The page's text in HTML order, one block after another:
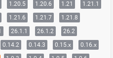
1.20.5 1.20.6 1.21
1.21.1
1.21.6 1.21.7
1.21.8
26.1.1 26.1.2 26.2
0.14.2 0.14.3 0.15.x
0.16.x